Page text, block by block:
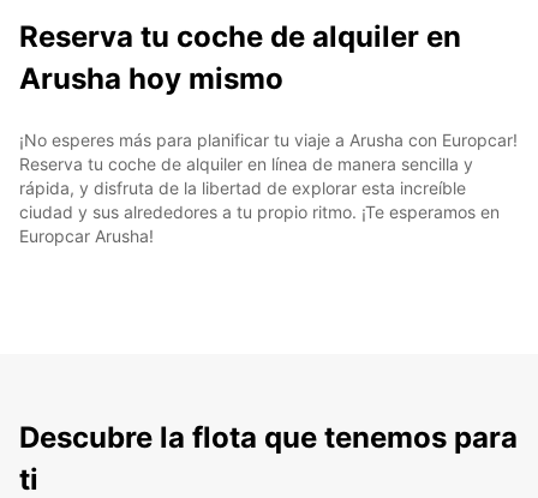
Reserva tu coche de alquiler en
Arusha hoy mismo
¡No esperes más para planificar tu viaje a Arusha con Europcar!
Reserva tu coche de alquiler en línea de manera sencilla y
rápida, y disfruta de la libertad de explorar esta increíble
ciudad y sus alrededores a tu propio ritmo. ¡Te esperamos en
Europcar Arusha!
Descubre la flota que tenemos para
ti